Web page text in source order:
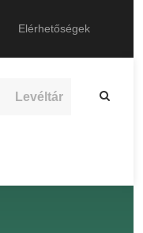
Elérhetőségek
Levéltár